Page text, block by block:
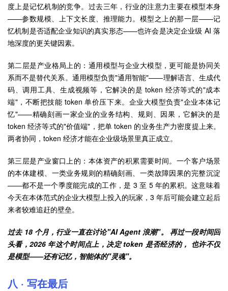
度上是记忆机制的竞争。过去三年，行业的注意力主要在模型本身
——参数规模、上下文长度、推理能力。模型之上的那一层——记
忆机制是否适配企业知识的真实形态——也许会是决定企业级 AI 落
地深度的更关键因素。
第二层是产业格局上的：通用模型与企业大模型，更可能是协同关
系而不是替代关系。通用模型负责"通用智能"——理解语言、生成代
码、调用工具、生成视频等，它解决的是 token 经济等式的"成本
端"，不断把技能 token 单价压下来。企业大模型负责"企业本体记
忆"——精确刻画一家企业的业务结构、规则、因果，它解决的是
token 经济等式的"价值端"，把单 token 的业务生产力密度提上来。
两者协同，token 经济才能在企业级场景里真正成立。
第三层是产业窗口上的：本体资产的积累需要时间。一个客户场景
的本体建模、一类业务规则的精确刻画、一类故障因果的完整沉淀
——都不是一个季度能完成的工作，是 3 至 5 年的累积。这意味着
今天在本体范式的企业大模型上投入的玩家，3 年后可能会建立起后
来者较难追赶的壁垒。
过去 18 个月，行业一直在讨论"AI Agent 浪潮"。 再过一段时间回
头看，2026 年这个时间点上，决定 token 是否经济的， 也许不仅
是模型——还有记忆，智能体的"灵魂"。
八 · 写在最后